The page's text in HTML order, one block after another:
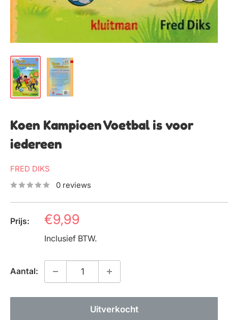
Koen Kampioen Voetbal is voor
iedereen
FRED DIKS
0 reviews
Prijs: Prijs
€9,99
Inclusief BTW.
Aantal:
Uitverkocht